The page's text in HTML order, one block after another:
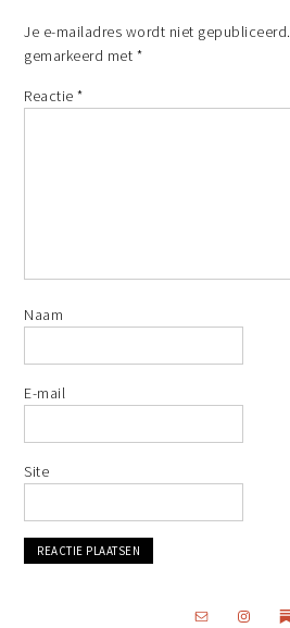
Je e-mailadres wordt niet gepubliceerd.
gemarkeerd met *
Reactie*
Naam
E-mail
Site